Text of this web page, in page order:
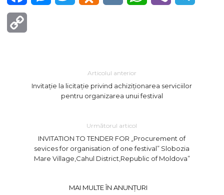
Articolul anterior
Invitație la licitație privind achiziționarea serviciilor
pentru organizarea unui festival
Următorul articol
INVITATION TO TENDER FOR „Procurement of
sevices for organisation of one festival” Slobozia
Mare Village,Cahul District,Republic of Moldova”
MAI MULTE ÎN ANUNȚURI